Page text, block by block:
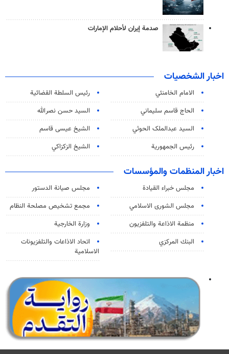
صدمة إيران لأحلام الإمارات
اخبار الشخصيات
الامام الخامنئي
رئیس السلطة القضائیة
الحاج قاسم سليماني
السيد حسن نصرالله
السید عبدالملک الحوثي
الشيخ عيسى قاسم
رئيس الجمهورية
الشيخ الزكزاكي
اخبار المنظمات والمؤسسات
مجلس خبراء القيادة
مجلس صيانة الدستور
مجلس الشورى الاسلامي
مجمع تشخيص مصلحة النظام
منظمة الاذاعة والتلفزیون
وزارة الخارجية
البنك المركزي
اتحاد الاذاعات والتلفزيونات
الاسلامية